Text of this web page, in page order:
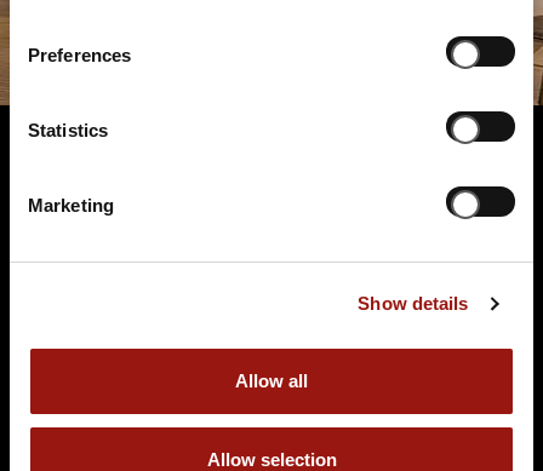
Preferences
Statistics
Marketing
Show details
Allow all
Allow selection
Terminüberblick
17.12.2026 19:00 Uhr